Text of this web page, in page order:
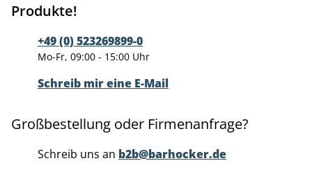
Produkte!
+49 (0) 523269899-0
Mo-Fr, 09:00 - 15:00 Uhr
Schreib mir eine E-Mail
Großbestellung oder Firmenanfrage?
Schreib uns an b2b@barhocker.de